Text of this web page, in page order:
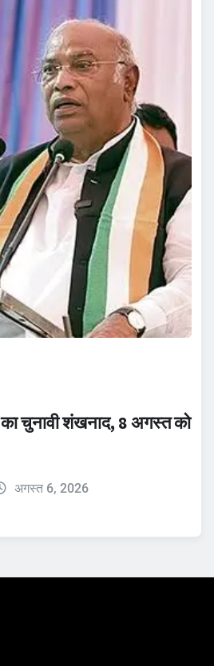
चुनावी शंखनाद, 8 अगस्त को
अगस्त 6, 2026